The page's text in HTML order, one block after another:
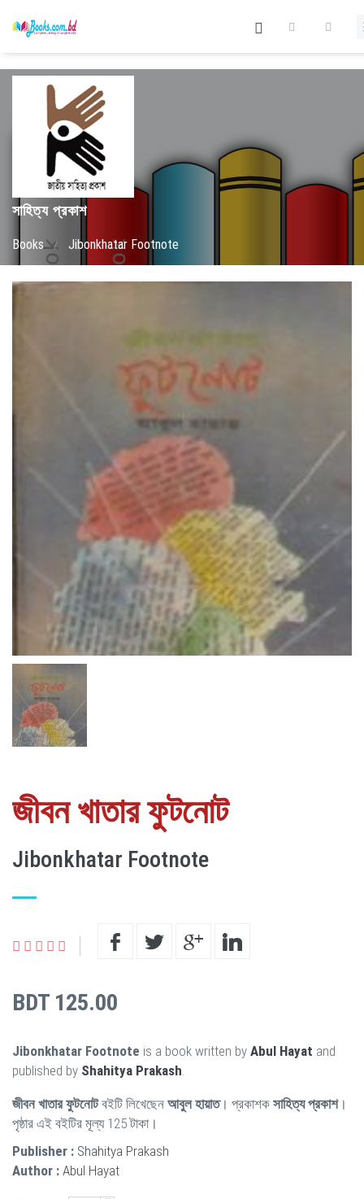
সাহিত্য প্রকাশ
Books / Jibonkhatar Footnote
জীবন খাতার ফুটনোট
Jibonkhatar Footnote
BDT 125.00
Jibonkhatar Footnote is a book written by Abul Hayat and
published by Shahitya Prakash
জীবন খাতার ফুটনোটবইটি লিখেছেন আবুল হায়াত। প্রকাশক সাহিত্য প্রকাশ।
পৃষ্ঠার এই বইটির মূল্য 125 টাকা।
Publisher : Shahitya Prakash
Author : Abul Hayat